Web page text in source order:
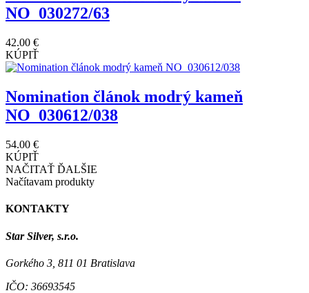
NO_030272/63
42.00 €
KÚPIŤ
Nomination článok modrý kameň
NO_030612/038
54.00 €
KÚPIŤ
NAČITAŤ ĎALŠIE
Načítavam produkty
KONTAKTY
Star Silver, s.r.o.
Gorkého 3, 811 01 Bratislava
IČO: 36693545